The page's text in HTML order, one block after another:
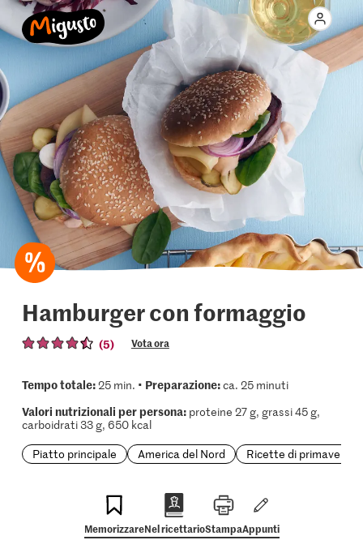
Hamburger con formaggio
(5) Vota ora
Tempo totale:25 min. • Preparazione:ca. 25 minuti
Valori nutrizionali per persona:proteine 27 g, grassi 45 g,
carboidrati 33 g, 650 kcal
Piatto principale
America del Nord Ricette di primavera
MemorizzareNel ricettarioStampaAppunti